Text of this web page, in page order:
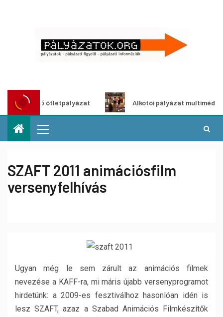
ötletpályázat Alkotói pályázat multimédia-
SZAFT 2011 animációsfilm
versenyfelhívás
Ugyan még le sem zárult az animációs filmek
nevezése a KAFF-ra, mi máris újabb versenyprogramot
hirdetünk: a 2009-es fesztiválhoz hasonlóan idén is
lesz SZAFT, azaz a Szabad Animációs Filmkészítők